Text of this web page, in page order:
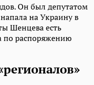
Он был депутатом
на Украину в
Шенцева есть
по распоряжению